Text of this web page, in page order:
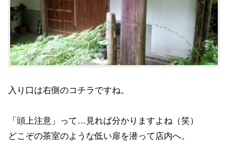
入り口は右側のコチラですね。
「頭上注意」って…見れば分かりますよね（笑）
どこぞの茶室のような低い扉を潜って店内へ。